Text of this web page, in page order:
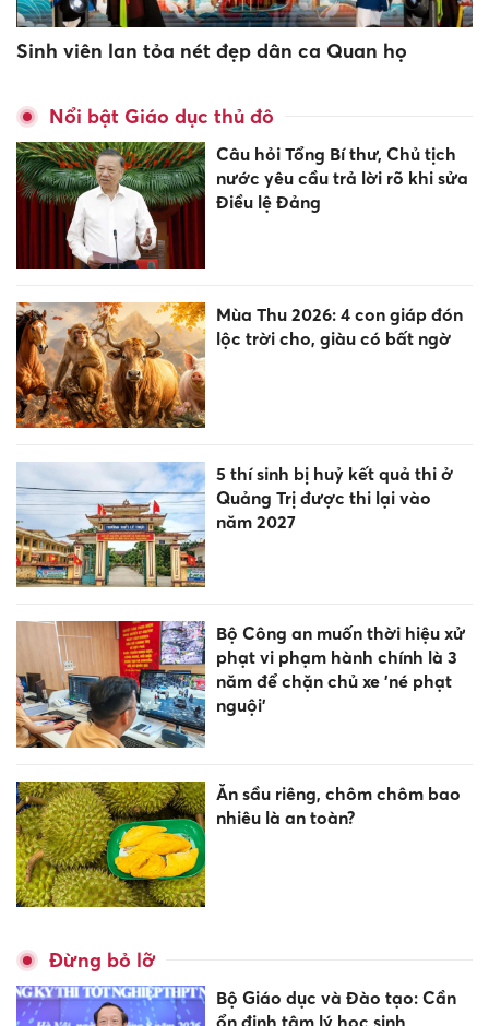
Sinh viên lan tỏa nét đẹp dân ca Quan họ
Nổi bật Giáo dục thủ đô
Câu hỏi Tổng Bí thư, Chủ tịch
nước yêu cầu trả lời rõ khi sửa
Điều lệ Đảng
Mùa Thu 2026: 4 con giáp đón
lộc trời cho, giàu có bất ngờ
5 thí sinh bị huỷ kết quả thi ở
Quảng Trị được thi lại vào
năm 2027
Bộ Công an muốn thời hiệu xử
phạt vi phạm hành chính là 3
năm để chặn chủ xe 'né phạt
nguội’
Ăn sầu riêng, chôm chôm bao
nhiêu là an toàn?
Đừng bỏ lỡ
Bộ Giáo dục và Đào tạo: Cần
ổn định tâm lý học sinh